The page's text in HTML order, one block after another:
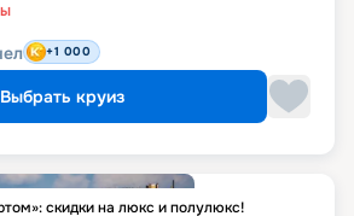
+1 000
Выбрать круиз
скидки на люкс и полулюкс!